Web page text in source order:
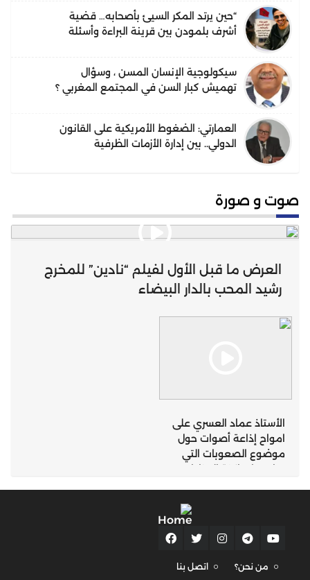
“حين يرتد المكر السيئ بأصحابه… قضية
أشرف بلمودن بين قرينة البراءة وأسئلة
سيكولوجية الإنسان المسن ، وسؤال
تهميش كبار السن في المجتمع المغربي ؟
العمارتي: الضغوط الأمريكية على القانون
الدولي.. بين إدارة الأزمات الظرفية
صوت و صورة
العرض ما قبل الأول لفيلم “نادين” للمخرج
رشيد المحب بالدار البيضاء
الأستاذ عماد العسري على
امواح إذاعة أصوات حول
موضوع الصعوبات التي
تواجهها ساكنة المناطق
من نحن؟ اتصل بنا